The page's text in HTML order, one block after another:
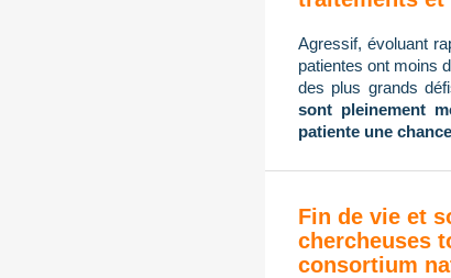
Agressif, évoluant
patientes ont moins
des plus grands
sont pleinement
patiente une
Fin de vie et
chercheuses
consortium